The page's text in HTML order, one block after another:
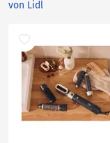
von Lidl